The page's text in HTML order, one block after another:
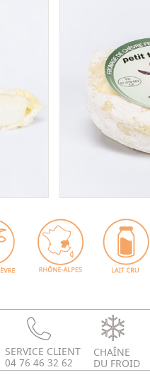
SERVICE CLIENT
04 76 46 32 62
CHAÎNE
DU FROID